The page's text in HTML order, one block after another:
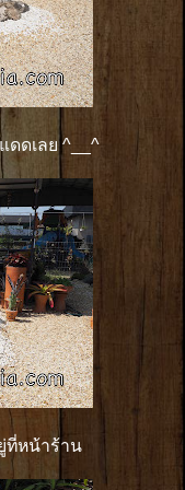
ดเลย ^__^
ที่หน้าร้าน